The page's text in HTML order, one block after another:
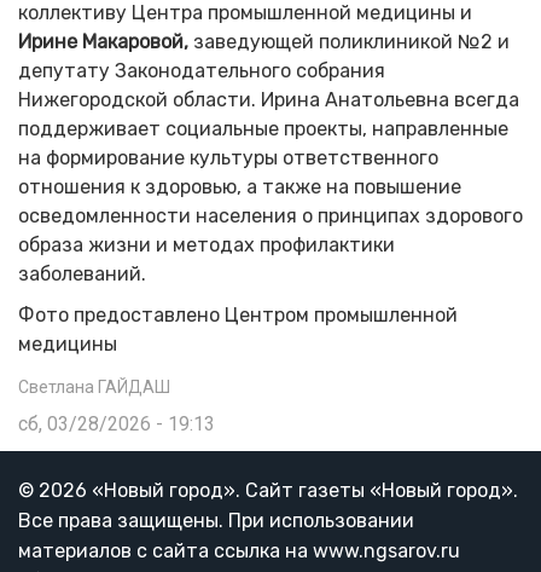
коллективу Центра промышленной медицины и
Ирине Макаровой, заведующей поликлиникой №2 и
депутату Законодательного собрания
Нижегородской области. Ирина Анатольевна всегда
поддерживает социальные проекты, направленные
на формирование культуры ответственного
отношения к здоровью, а также на повышение
осведомленности населения о принципах здорового
образа жизни и методах профилактики
заболеваний.
Фото предоставлено Центром промышленной
медицины
Светлана ГАЙДАШ
сб, 03/28/2026 - 19:13
© 2026 «Новый город». Cайт газеты «Новый город».
Все права защищены. При использовании
материалов с сайта ссылка на www.ngsarov.ru